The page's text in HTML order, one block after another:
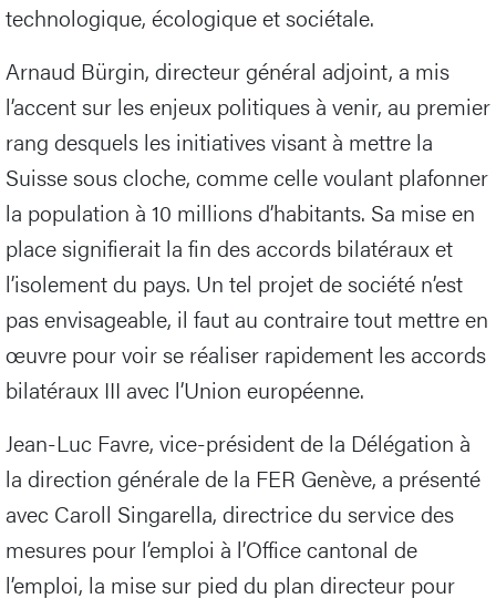
technologique, écologique et sociétale.
Arnaud Bürgin, directeur général adjoint, a mis
l’accent sur les enjeux politiques à venir, au premier
rang desquels les initiatives visant à mettre la
Suisse sous cloche, comme celle voulant plafonner
la population à 10 millions d’habitants. Sa mise en
place signifierait la fin des accords bilatéraux et
l’isolement du pays. Un tel projet de société n’est
pas envisageable, il faut au contraire tout mettre en
œuvre pour voir se réaliser rapidement les accords
bilatéraux III avec l’Union européenne.
Jean-Luc Favre, vice-président de la Délégation à
la direction générale de la FER Genève, a présenté
avec Caroll Singarella, directrice du service des
mesures pour l’emploi à l’Office cantonal de
l’emploi, la mise sur pied du plan directeur pour